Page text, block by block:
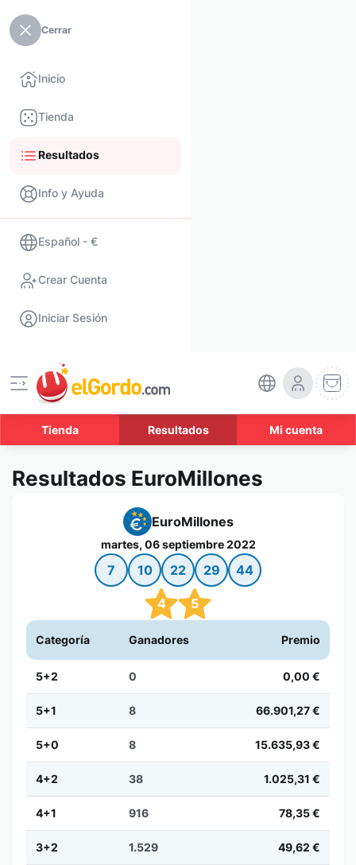
Cerrar
Inicio
Tienda
Resultados
Info y Ayuda
Español - €
Crear Cuenta
Iniciar Sesión
Tienda Resultados Mi cuenta
Resultados EuroMillones
EuroMillones
martes, 06 septiembre 2022
7 10 22 29 44
4 5
Categoría Ganadores Premio
5+2 0 0,00 €
5+1 8 66.901,27 €
5+0 8 15.635,93 €
4+2 38 1.025,31 €
4+1 916 78,35 €
3+2 1.529 49,62 €